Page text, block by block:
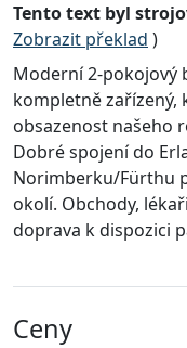
Tento text byl
Zobrazit překlad )
Moderní 2-pokojový
kompletně zařízený,
obsazenost našeho
Dobré spojení do
Norimberku/Fürthu
okolí. Obchody,
doprava k dispozici
Ceny